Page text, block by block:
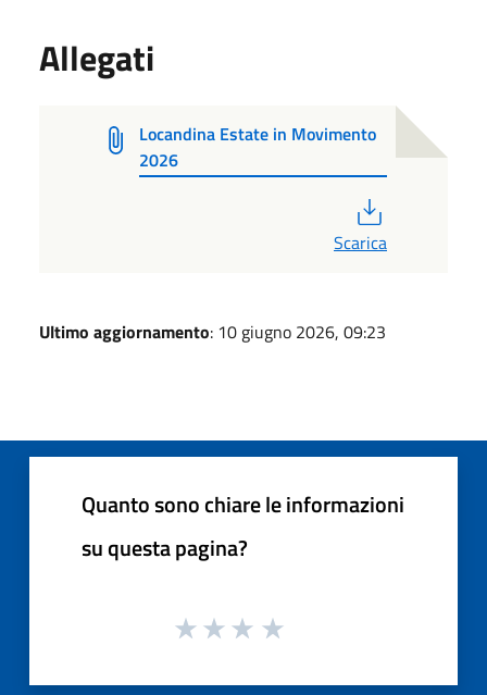
Allegati
Locandina Estate in Movimento
2026
Scarica
Ultimo aggiornamento: 10 giugno 2026, 09:23
Quanto sono chiare le informazioni
su questa pagina?